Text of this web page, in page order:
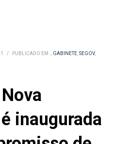
/ PUBLICADO EM ., GABINETE,SEGOV,
inaugurada